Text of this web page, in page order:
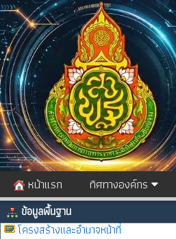
หน้าแรก ทิศทางองค์กร
ข้อมูลพื้นฐาน
โครงสร้างและอำนาจหน้าที่